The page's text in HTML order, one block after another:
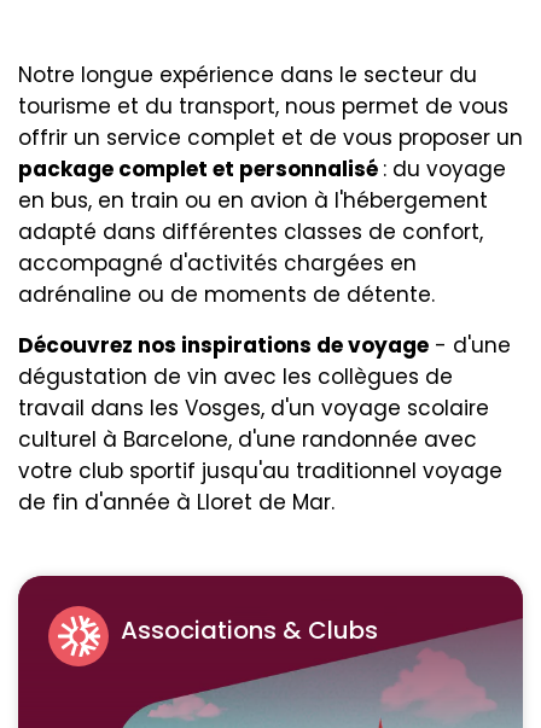
Notre longue expérience dans le secteur du
tourisme et du transport, nous permet de vous
offrir un service complet et de vous proposer un
package complet et personnalisé : du voyage
en bus, en train ou en avion à l'hébergement
adapté dans différentes classes de confort,
accompagné d'activités chargées en
adrénaline ou de moments de détente.
Découvrez nos inspirations de voyage - d'une
dégustation de vin avec les collègues de
travail dans les Vosges, d'un voyage scolaire
culturel à Barcelone, d'une randonnée avec
votre club sportif jusqu'au traditionnel voyage
de fin d'année à Lloret de Mar.
Associations & Clubs